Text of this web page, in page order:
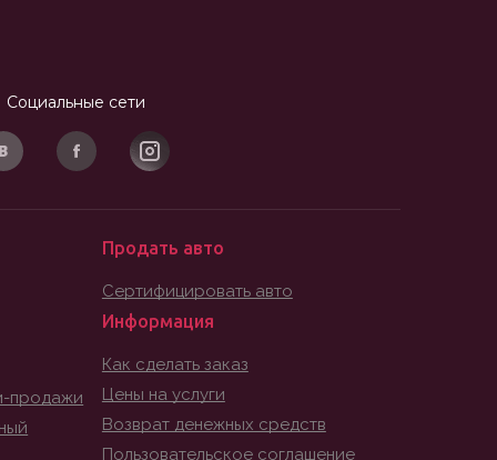
Социальные сети
продажи
Продать авто
Сертифицировать авто
Информация
Как сделать заказ
Цены на услуги
Возврат денежных средств
Пользовательское соглашение